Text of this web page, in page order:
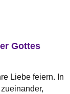
Gottes
Liebe feiern. In